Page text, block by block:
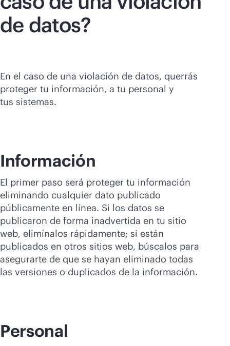
de datos?
En el caso de una violación de datos, querrás
proteger tu información, a tu personal y
tus sistemas.
Información
El primer paso será proteger tu información
eliminando cualquier dato publicado
públicamente en línea. Si los datos se
publicaron de forma inadvertida en tu sitio
web, elimínalos rápidamente; si están
publicados en otros sitios web, búscalos para
asegurarte de que se hayan eliminado todas
las versiones o duplicados de la información.
Personal